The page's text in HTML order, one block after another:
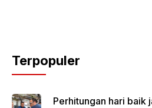
Terpopuler
Perhitungan hari baik